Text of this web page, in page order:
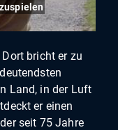
bricht er zu
Land, in der Luft
er einen
seit 75 Jahre